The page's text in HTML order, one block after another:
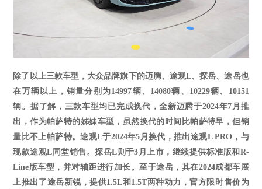
除了以上三款车型，大众品牌旗下的迈腾、途观L、探岳、途岳也
在万辆以上，销量分别为14997辆、 14080辆、 1 0229辆、 10151
辆。据了解，三款车型均已完成换代，全新迈腾于2024年7月推
出，作为帕萨特的姊妹车型，虽然换代的时间比帕萨特早，但销
量比不上帕萨特。途观L于2024年5月换代，推出途观L PRO，与
现款途观L同堂销售。探岳L则于3 月上市，继续提供标准版和 R-
Line版车型，并对轴距进行加长。 至于途岳，其在2024成都车展
上推出了途岳新锐，提供1.5L和1.5T两种动力，官方限时售价为